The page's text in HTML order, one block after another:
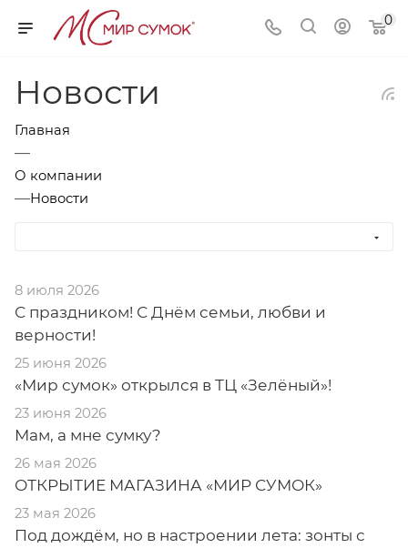
0
Новости
Главная
—
О компании
—Новости
8 июля 2026
С праздником! С Днём семьи, любви и
верности!
25 июня 2026
«Мир сумок» открылся в ТЦ «Зелёный»!
23 июня 2026
Мам, а мне сумку?
26 мая 2026
ОТКРЫТИЕ МАГАЗИНА «МИР СУМОК»
23 мая 2026
Под дождём, но в настроении лета: зонты с